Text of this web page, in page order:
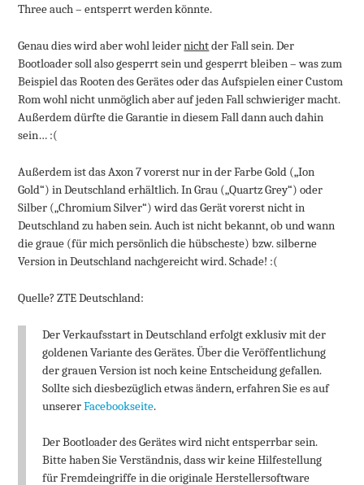
Three auch – entsperrt werden könnte.
Genau dies wird aber wohl leidernichtder Fall sein. Der
Bootloader soll also gesperrt sein und gesperrt bleiben – was zum
Beispiel das Rooten des Gerätes oder das Aufspielen einer Custom
Rom wohl nicht unmöglich aber auf jeden Fall schwieriger macht.
Außerdem dürfte die Garantie in diesem Fall dann auch dahin
sein… :(
Außerdem ist das Axon 7 vorerst nur in der Farbe Gold („Ion
Gold“) in Deutschland erhältlich. In Grau („Quartz Grey“) oder
Silber („Chromium Silver“) wird das Gerät vorerst nicht in
Deutschland zu haben sein. Auch ist nicht bekannt, ob und wann
die graue (für mich persönlich die hübscheste) bzw. silberne
Version in Deutschland nachgereicht wird. Schade! :(
Quelle? ZTE Deutschland:
Der Verkaufsstart in Deutschland erfolgt exklusiv mit der
goldenen Variante des Gerätes. Über die Veröffentlichung
der grauen Version ist noch keine Entscheidung gefallen.
Sollte sich diesbezüglich etwas ändern, erfahren Sie es auf
unsererFacebookseite.
Der Bootloader des Gerätes wird nicht entsperrbar sein.
Bitte haben Sie Verständnis, dass wir keine Hilfestellung
für Fremdeingriffe in die originale Herstellersoftware